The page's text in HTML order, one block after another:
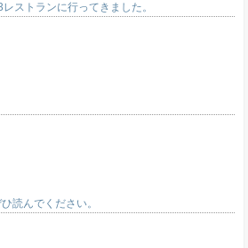
ストランに行ってきました。
読んでください。